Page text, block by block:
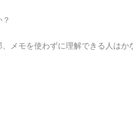
メモを使わずに理解できる人はか